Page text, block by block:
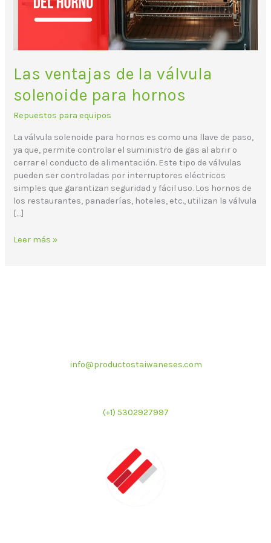
Las ventajas de la válvula
solenoide para hornos
Repuestos para equipos
La válvula solenoide para hornos es como una llave de paso,
ya que, permite controlar el suministro de gas al abrir o
cerrar el conducto de alimentación. Este tipo de válvulas
pueden ser controladas por interruptores eléctricos
simples que garantizan seguridad y fácil uso. Los hornos de
los restaurantes, panaderías, hoteles, etc., utilizan la válvula
[…]
hornos
Leer más »
info@productostaiwaneses.com
(+1) 5302927997